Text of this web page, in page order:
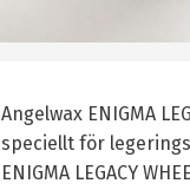
Angelwax ENIGMA
speciellt för
ENIGMA LEGACY